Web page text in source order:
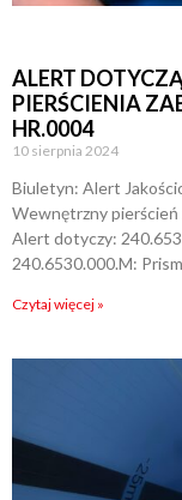
ALERT
PIERŚCIENIA
HR.0004
10 sierpnia 2024
Biuletyn: Alert
Wewnętrzny pierścień
Alert dotyczy:
240.6530.000.M: Prism
Czytaj więcej »